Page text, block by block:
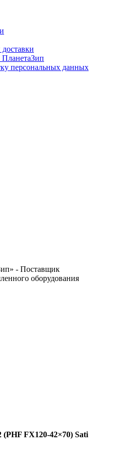
ПланетаЗип
персональных данных
- Поставщик
оборудования
FX120-42×70) Sati